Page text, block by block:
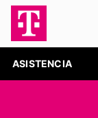
ASISTENCIA